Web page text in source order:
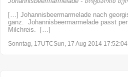
[…] Johannisbeermarmelade nach
ganz. Johannisbeermarmelade passt
Milchreis. […]
Sonntag, 17UTCSun, 17 Aug 2014